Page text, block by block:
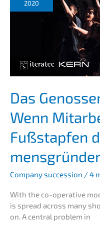
2020
Das
Wenn
Fußstap­fen
Compa­ny succes­si­on / 4
With the co-opera­ti­ve
is spread across many
on. A central problem in